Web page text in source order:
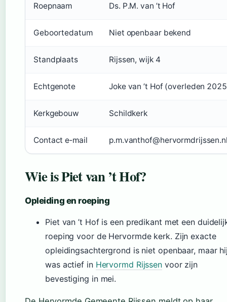
Roepnaam Ds. P.M. van ’t Hof
Geboortedatum Niet openbaar bekend
Standplaats Rijssen, wijk 4
Echtgenote Joke van ’t Hof (overleden
Kerkgebouw Schildkerk
Contact e‑mail
Wie is Piet van ’t Hof?
Opleiding en roeping
Piet van ’t Hof is een predikant met een
roeping voor de Hervormde kerk. Zijn exacte
opleidingsachtergrond is niet openbaar, maar
was actief in Hervormd Rijssen voor zijn
bevestiging in mei.